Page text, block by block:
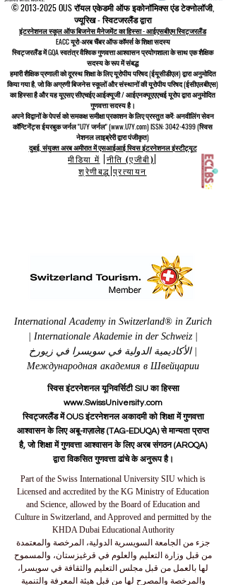
©2013-2025OUS रॉयल एकेडमी ऑफ इकोनॉमिक्स एंड टेक्नोलॉजी,
ज्यूरिख - स्विटजरलैंड द्वारा
इंटरनेशनल स्कूल ऑफ बिजनेस मैनेजमेंट का हिस्सा - आईएसबीएम स्विट्जरलैंड
EACC यूरो-अरब चैंबर ऑफ कॉमर्स के शिक्षा सदस्य
स्विट्जरलैंड मेंGQA स्वतंत्र वैश्विक गुणवत्ता आश्वासन प्रयोगशाला के साथ एक शैक्षिक
सदस्य के रूप में संबद्ध
हमारी शैक्षिक प्रणाली कोदूरस्थ शिक्षा के लिए यूरोपीय परिषद(ईयूसीडीएल)द्वारा अनुमोदित
किया गया है, जो किअग्रणी बिजनेस स्कूलों और संस्थानों की यूरोपीय परिषद (ईसीएलबीएस)
का हिस्सा है और यह यूएसए सीएचईए आईक्यूजी / आईएनक्यूएएएचई यूरोप द्वारा अनुमोदित
गुणवत्ता सदस्य है।
अपने विद्वानों के पेपर्स को समकक्ष समीक्षा प्रकाशन के लिए प्रस्तुत करें: अनवीलिंग सेवन
कॉन्टिनेंट्स ईयरबुक जर्नल "U7Y जर्नल" (www.U7Y.com) ISSN: 3042-4399 (स्विस
नेशनल लाइब्रेरी द्वारा पंजीकृत)
दुबई, संयुक्त अरब अमीरात में एसआईआई स्विस इंटरनेशनल इंस्टीट्यूट
मीडिया में नीति (एजीबी)
श्रेणीबद्ध प्रत्यायन
International Academy in Switzerland® in Zurich
| Internationale Akademie in der Schweiz |
الأكاديمية الدولية في سويسرا في زيورخ |
Международная академия в Швейцарии
स्विस इंटरनेशनल यूनिवर्सिटी SIU का हिस्सा
www.SwissUniversity.com
स्विट्जरलैंड में OUS इंटरनेशनल अकादमी को शिक्षा में गुणवत्ता
आश्वासन के लिए अबू-ग़ज़ालेह (TAG-EDUQA) से मान्यता प्राप्त
है, जो शिक्षा में गुणवत्ता आश्वासन के लिए अरब संगठन (AROQA)
द्वारा विकसित गुणवत्ता ढांचे के अनुरूप है।
Part of the Swiss International University SIU which is
Licensed and accredited by the KG Ministry of Education
and Science, allowed by the Board of Education and
Culture in Switzerland, and Approved and permitted by the
KHDA Dubai Educational Authority
جزء من الجامعة السويسرية الدولية، المرخصة والمعتمدة
من قبل وزارة التعليم والعلوم في قرغيزستان، والمسموح
لها بالعمل من قبل مجلس التعليم والثقافة في سويسرا،
والمرخصة والمصرح لها من قبل هيئة المعرفة والتنمية